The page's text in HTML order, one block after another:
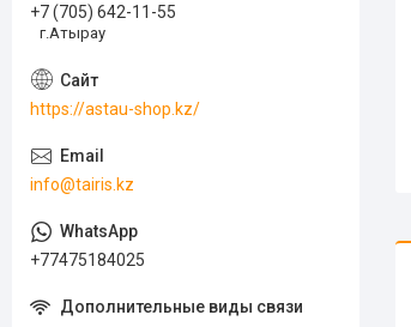
+7 (705) 642-11-55
г.Атырау
https://astau-shop.kz/
info@tairis.kz
+77475184025